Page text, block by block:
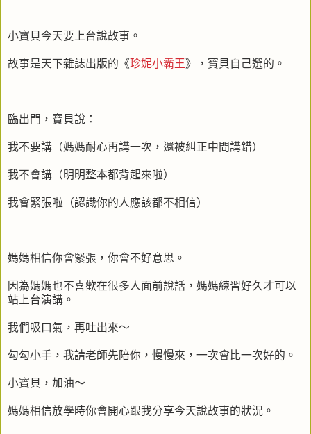
小寶貝今天要上台說故事。
故事是天下雜誌出版的《珍妮小霸王》，寶貝自己選的。
臨出門，寶貝說：
我不要講（媽媽耐心再講一次，還被糾正中間講錯）
我不會講（明明整本都背起來啦）
我會緊張啦（認識你的人應該都不相信）
媽媽相信你會緊張，你會不好意思。
因為媽媽也不喜歡在很多人面前說話，媽媽練習好久才可以
站上台演講。
我們吸口氣，再吐出來～
勾勾小手，我請老師先陪你，慢慢來，一次會比一次好的。
小寶貝，加油～
媽媽相信放學時你會開心跟我分享今天說故事的狀況。